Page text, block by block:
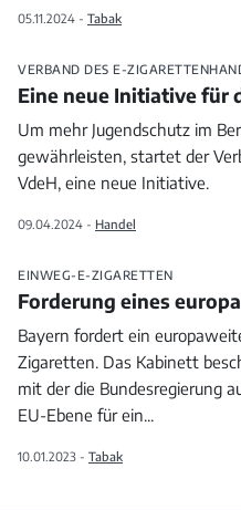
05.11.2024 - Tabak
VERBAND DES E-
Eine neue Initiative für
Um mehr Jugendschutz im
gewährleisten, startet der
VdeH, eine neue Initiative.
09.04.2024 - Handel
EINWEG-E-ZIGARETTEN
Forderung eines
Bayern fordert ein
Zigaretten. Das Kabinett
mit der die Bundesregierung
EU-Ebene für ein...
10.01.2023 - Tabak